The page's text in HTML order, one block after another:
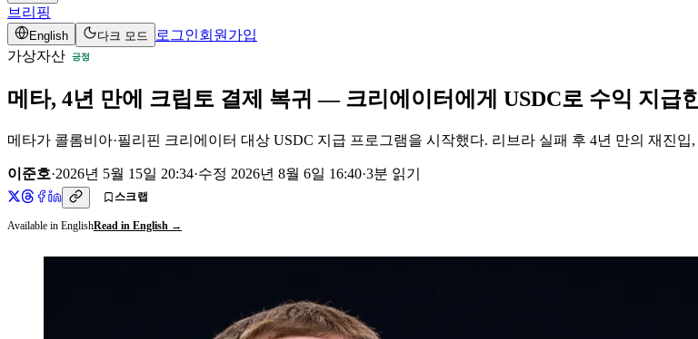
브리핑
English 다크 모드 로그인회원가입
가상자산
긍정
메타, 4년 만에 크립토 결제 복귀 — 크리에이터에게 USDC로 수익 지급
메타가 콜롬비아·필리핀 크리에이터 대상 USDC 지급 프로그램을 시작했다. 리브라 실패 후 4년 만의 재진
이준호·2026년 5월 15일 20:34·수정 2026년 8월 6일 16:40·3분 읽기
스크랩
Available in EnglishRead in English →